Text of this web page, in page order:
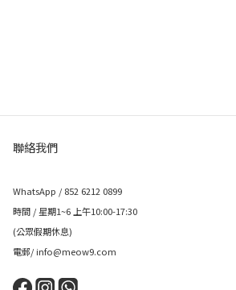
聯絡我們
WhatsApp / 852 6212 0899
時間 / 星期1~6 上午10:00-17:30
(公眾假期休息)
電郵/ info@meow9.com